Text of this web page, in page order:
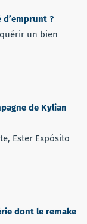
d’emprunt ?
un bien
de Kylian
Ester Expósito
dont le remake